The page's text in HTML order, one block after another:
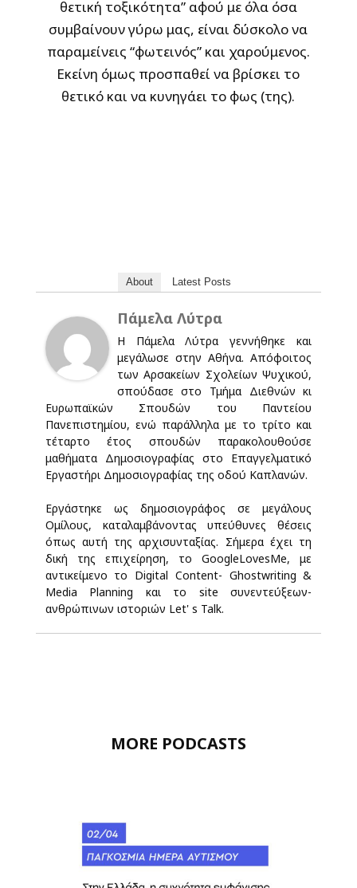
θετική τοξικότητα” αφού με όλα όσα
συμβαίνουν γύρω μας, είναι δύσκολο να
παραμείνεις “φωτεινός” και χαρούμενος.
Εκείνη όμως προσπαθεί να βρίσκει το
θετικό και να κυνηγάει το φως (της).
About Latest Posts
Πάμελα Λύτρα
Η Πάμελα Λύτρα γεννήθηκε και
μεγάλωσε στην Αθήνα. Απόφοιτος
των Αρσακείων Σχολείων Ψυχικού,
σπούδασε στο Τμήμα Διεθνών κι
Ευρωπαϊκών Σπουδών του Παντείου
Πανεπιστημίου, ενώ παράλληλα με το τρίτο και
τέταρτο έτος σπουδών παρακολουθούσε
μαθήματα Δημοσιογραφίας στο Επαγγελματικό
Εργαστήρι Δημοσιογραφίας της οδού Καπλανών.
Εργάστηκε ως δημοσιογράφος σε μεγάλους
Ομίλους, καταλαμβάνοντας υπεύθυνες θέσεις
όπως αυτή της αρχισυνταξίας. Σήμερα έχει τη
δική της επιχείρηση, το GoogleLovesMe, με
αντικείμενο το Digital Content- Ghostwriting &
Media Planning και το site συνεντεύξεων-
ανθρώπινων ιστοριών Let' s Talk.
MORE PODCASTS